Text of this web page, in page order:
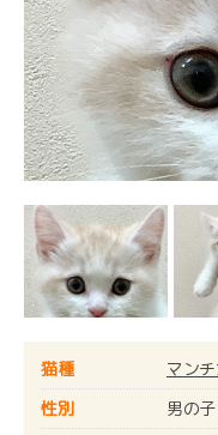
猫種
マン
性別
男の子